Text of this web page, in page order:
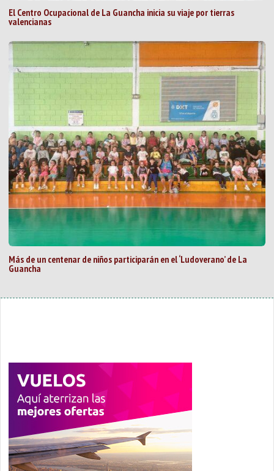
El Centro Ocupacional de La Guancha inicia su viaje por tierras
valencianas
Más de un centenar de niños participarán en el ‘Ludoverano’ de La
Guancha